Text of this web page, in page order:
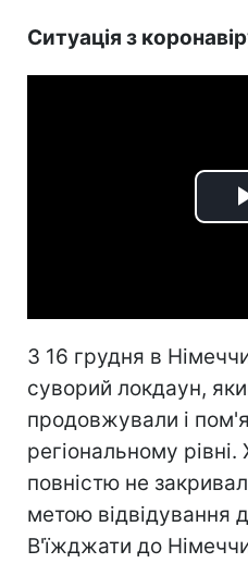
Ситуація з
З 16 грудня в
суворий локдаун,
продовжували і
регіональному
повністю не
метою відвідування
В'їжджати до